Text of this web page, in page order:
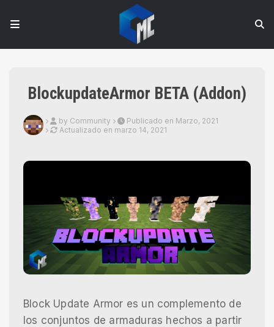
BlockupdateArmor BETA (Addon)
by Community
Publicado en Marzo, 2021
Actualizado en marzo 14, 2021
Block Update Armor es un complemento de
los conjuntos de armaduras hechos a partir